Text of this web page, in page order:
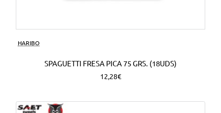
HARIBO
SPAGUETTI FRESA PICA 75 GRS. (18UDS)
12,28€